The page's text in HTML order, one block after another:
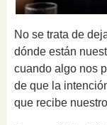
No se trata de
dónde están
cuando algo nos
de que la
que recibe